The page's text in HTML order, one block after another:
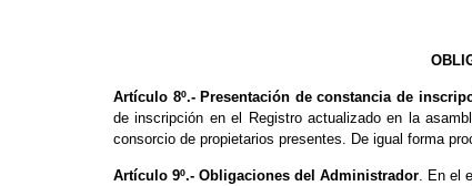
Artículo 8º.- Presentación de constancia de
de inscripción en el Registro actualizado en la
consorcio de propietarios presentes. De igual forma
Artículo 9º.- Obligaciones del Administrador. En el